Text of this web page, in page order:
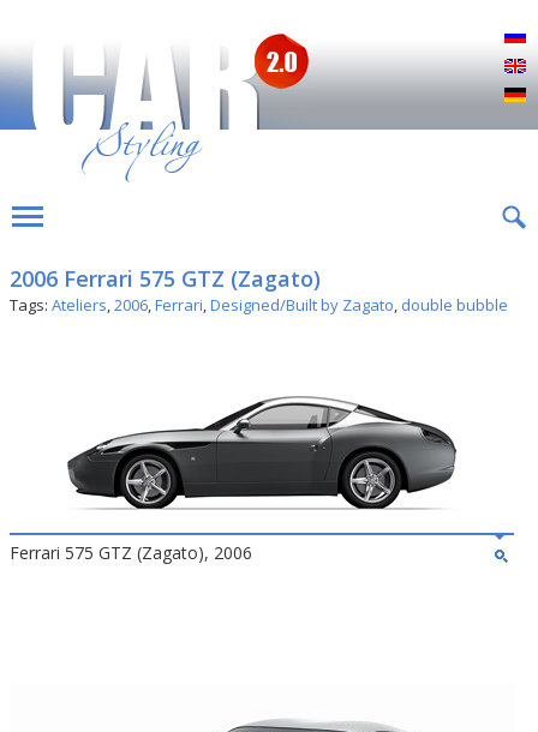
2006 Ferrari 575 GTZ (Zagato)
Tags: Ateliers,2006,Ferrari,Designed/Built by Zagato, double bubble
Ferrari 575 GTZ (Zagato), 2006